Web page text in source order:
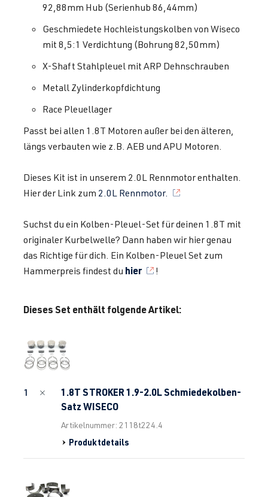
92,88mm Hub (Serienhub 86,44mm)
Geschmiedete Hochleistungskolben von Wiseco
mit 8,5:1 Verdichtung (Bohrung 82,50mm)
X-Shaft Stahlpleuel mit ARP Dehnschrauben
Metall Zylinderkopfdichtung
Race Pleuellager
Passt bei allen 1.8T Motoren außer bei den älteren,
längs verbauten wie z.B. AEB und APU Motoren.
Dieses Kit ist in unserem 2.0L Rennmotor enthalten.
Hier der Link zum 2.0L Rennmotor.
Suchst du ein Kolben-Pleuel-Set für deinen 1.8T mit
originaler Kurbelwelle? Dann haben wir hier genau
das Richtige für dich. Ein Kolben-Pleuel Set zum
Hammerpreis findest du hier !
Dieses Set enthält folgende Artikel:
1
1.8T STROKER 1.9-2.0L Schmiedekolben-
Satz WISECO
Artikelnummer: 2118t224.4
Produktdetails